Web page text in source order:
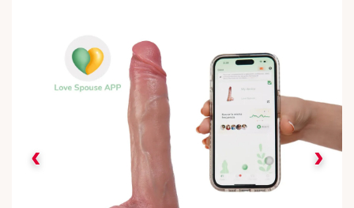
‹ ›